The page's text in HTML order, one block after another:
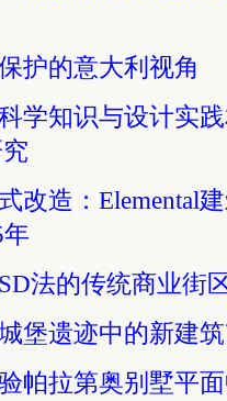
护的意大利视角
学知识与设计实
改造：Elemental
法的传统商业街
堡遗迹中的新建
帕拉第奥别墅平